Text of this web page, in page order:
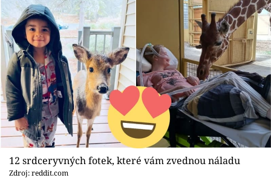
12 srdceryvných fotek, které vám zvednou náladu
Zdroj: reddit.com